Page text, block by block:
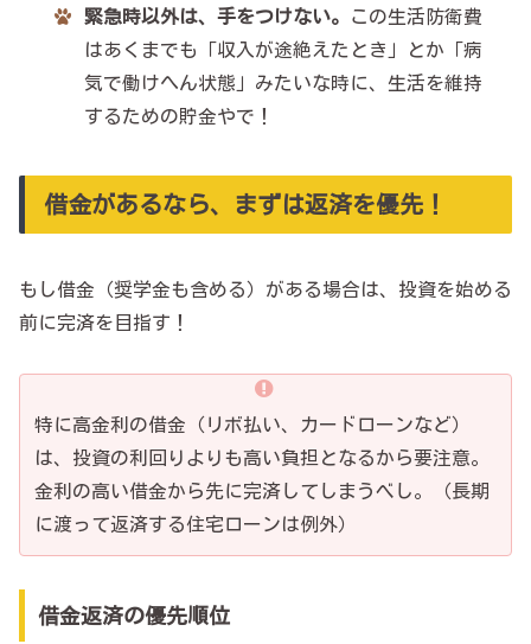
緊急時以外は、手をつけない。
この生活防衛費
はあくまでも「収入が途絶えたとき」とか「病
気で働けへん状態」みたいな時に、生活を維持
するための貯金やで！
借金があるなら、まずは返済を優先！
もし借金（奨学金も含める）がある場合は、投資を始める
前に完済を目指す！
特に高金利の借金（リボ払い、カードローンなど）
は、投資の利回りよりも高い負担となるから要注意。
金利の高い借金から先に完済してしまうべし。（長期
に渡って返済する住宅ローンは例外）
借金返済の優先順位